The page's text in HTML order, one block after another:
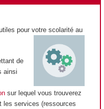
pour votre scolarité au
de
ainsi
sur lequel vous trouverez
les services (ressources